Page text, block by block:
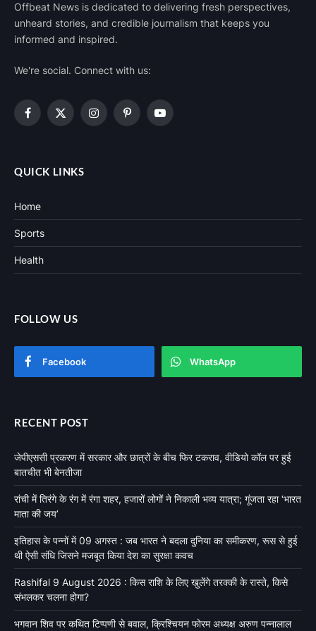
Offbeat News is dedicated to delivering fresh perspectives,
unheard stories, and credible journalism that keeps you
informed and inspired.
We're social. Connect with us:
Facebook
X
InstagramPinterestYouTube
QUICK LINKS
Home
Sports
Health
FOLLOW US
Facebook WhatsApp
RECENT POST
जेपीएससी प्रकरण में सरकार और छात्रों के बीच फिर टकराव, वीडियो कॉल पर हुई
बातचीत भी बेनतीजा
रांची में तिरंगे के रंग में रंगा शहर, हजारों लोगों ने निकाली भव्य यात्रा; गूंजता रहा ‘भारत
माता की जय’
इतिहास के पन्नों में 09 अगस्त : जब भारत ने बदला दुनिया का समीकरण, रूस से हुई
थी ऐसी संधि जिसने मजबूत किया देश का सुरक्षा कवच
Rashifal 9 August 2026 : किस राशि के लिए खुलेंगे तरक्की के रास्ते, किसे
संभलकर चलना होगा?
भगवान शिव पर कथित टिप्पणी से बवाल, क्रिश्चियन फोरम अध्यक्ष अरुण पन्नालाल